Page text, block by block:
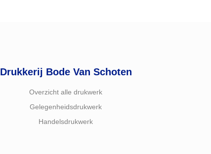
Drukkerij Bode Van Schoten
Overzicht alle drukwerk
Gelegenheidsdrukwerk
Handelsdrukwerk